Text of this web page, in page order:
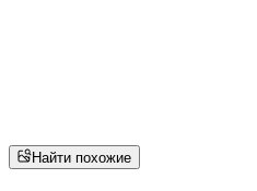
Найти похожие